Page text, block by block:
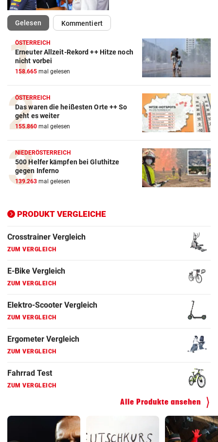
Gelesen(ausgewählt)Kommentiert
ÖSTERREICH
Erneuter Allzeit-Rekord ++ Hitze noch
nicht vorbei
158.665 mal gelesen
ÖSTERREICH
Das waren die heißesten Orte ++ So
geht es weiter
155.860 mal gelesen
NIEDERÖSTERREICH
500 Helfer kämpfen bei Gluthitze
gegen Inferno
139.263 mal gelesen
PRODUKT VERGLEICHE
Action-Cam Vergleich
Crosstrainer Vergleich
ZUM VERGLEICH
ZUM VERGLEICH
Elektro-Scooter Vergleich
ZUM VERGLEICH
ZUM VERGLEICH
Fahrrad Test
ZUM VERGLEICH
Fahrradanhänger Vergleich
ZUM VERGLEICH
Faszienrolle Vergleich
ZUM VERGLEICH
Hoverboard Vergleich
ZUM VERGLEICH
Kinderfahrrad Vergleich
ZUM VERGLEICH
Alle Produkte ansehen